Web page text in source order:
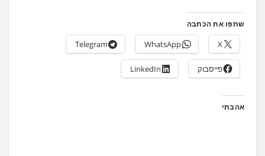
שתפו את הכתבה
X
WhatsApp
Telegram
פייסבוק LinkedIn
אהבתי